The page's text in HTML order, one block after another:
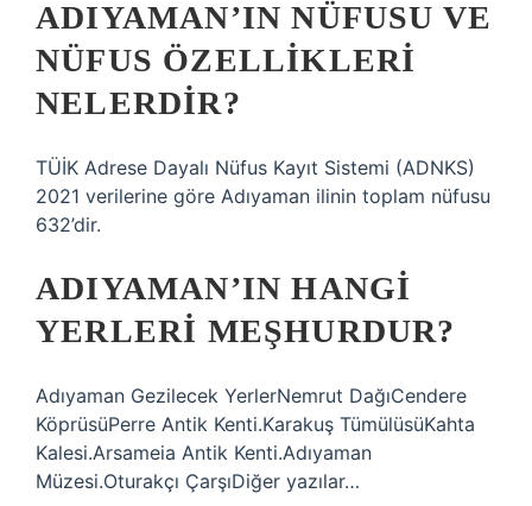
ADIYAMAN’IN NÜFUSU VE
NÜFUS ÖZELLIKLERI
NELERDIR?
TÜİK Adrese Dayalı Nüfus Kayıt Sistemi (ADNKS)
2021 verilerine göre Adıyaman ilinin toplam nüfusu
632’dir.
ADIYAMAN’IN HANGI
YERLERI MEŞHURDUR?
Adıyaman Gezilecek YerlerNemrut DağıCendere
KöprüsüPerre Antik Kenti.Karakuş TümülüsüKahta
Kalesi.Arsameia Antik Kenti.Adıyaman
Müzesi.Oturakçı ÇarşıDiğer yazılar…